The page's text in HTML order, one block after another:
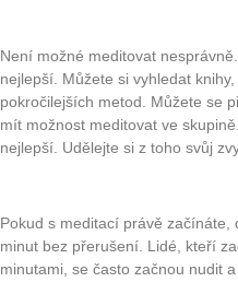
Není možné meditovat
nejlepší. Můžete si vyhledat
pokročilejších metod. Můžete se
mít možnost meditovat ve
nejlepší. Udělejte si z toho svůj
Pokud s meditací právě
minut bez přerušení. Lidé, kteří
minutami, se často začnou nudit